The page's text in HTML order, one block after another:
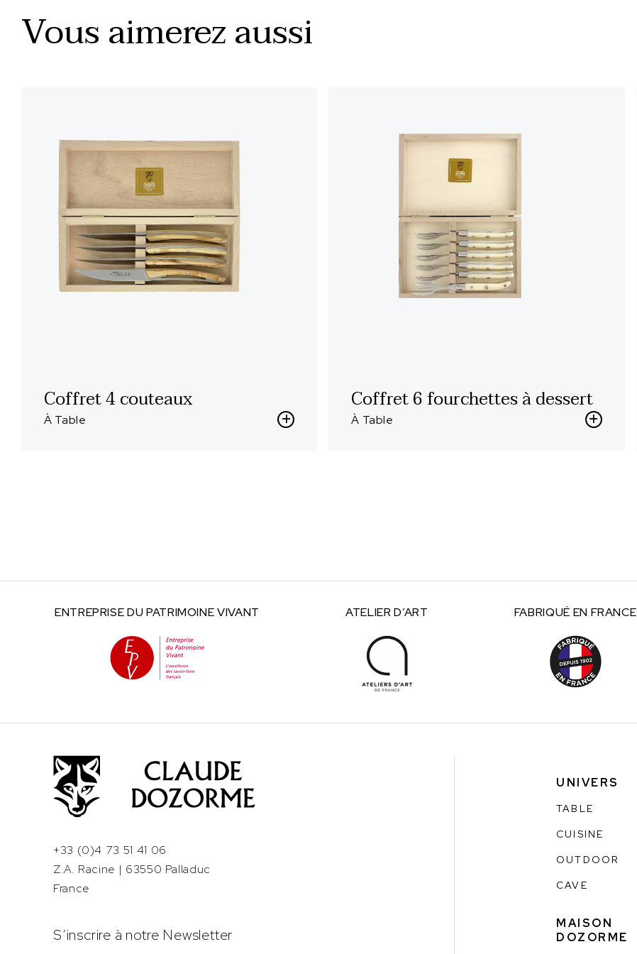
Vous aimerez aussi
Coffret 4 couteaux
À Table
Coffret 6 fourchettes à dessert
À Table
ENTREPRISE DU PATRIMOINE VIVANT ATELIERD’ART FABRIQUÉ EN FRANCE
+33 (0)4 73 51 41 06
Z.A. Racine | 63550 Palladuc
France
S’inscrire à notre Newsletter
UNIVERS
TABLE
CUISINE
OUTDOOR
CAVE
MAISON
DOZORME